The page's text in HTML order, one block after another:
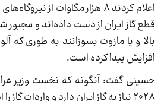
اعلام کردند ۸ هزار مگاوات از
قطع گاز ایران از دست داده‌اند و مجبور
بالا و یا مازوت بسوزانند به طوری که
افزایش پیدا کرده است.
حسینی گفت: آنگونه که نخست وزیر
۲۰۲۸ نیاز به گاز ایران دارد و واردات گاز را ادامه می‌دهند.